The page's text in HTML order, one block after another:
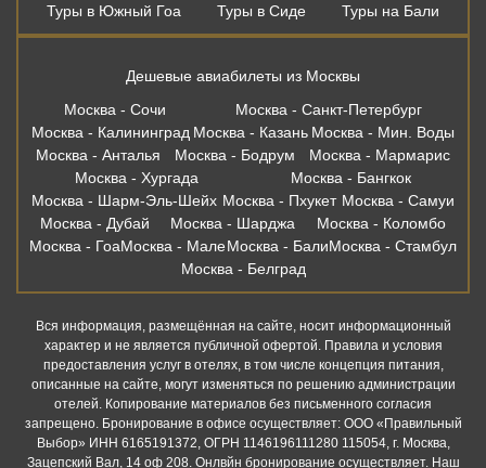
Туры в Южный Гоа
Туры в Сиде Туры на Бали
Дешевые авиабилеты из Москвы
Москва - Сочи
Москва - Санкт-Петербург
Москва - Калининград Москва - Казань Москва - Мин. Воды
Москва - Анталья
Москва - Бодрум
Москва - Мармарис
Москва - Хургада
Москва - Бангкок
Москва - Шарм-Эль-Шейх Москва - Пхукет Москва - Самуи
Москва - Дубай
Москва - Шарджа
Москва - Коломбо
Москва - ГоаМосква - МалеМосква - БалиМосква - Стамбул
Москва - Белград
Вся информация, размещённая на сайте, носит информационный
характер и не является публичной офертой. Правила и условия
предоставления услуг в отелях, в том числе концепция питания,
описанные на сайте, могут изменяться по решению администрации
отелей. Копирование материалов без письменного согласия
запрещено. Бронирование в офисе осуществляет: ООО «Правильный
Выбор» ИНН 6165191372, ОГРН 1146196111280 115054, г. Москва,
Зацепский Вал, 14 оф 208. Онлвйн бронирование осуществляет. Наш